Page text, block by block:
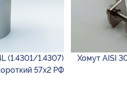
(1.4301/1.4307)
57х2 РФ
Хомут AISI